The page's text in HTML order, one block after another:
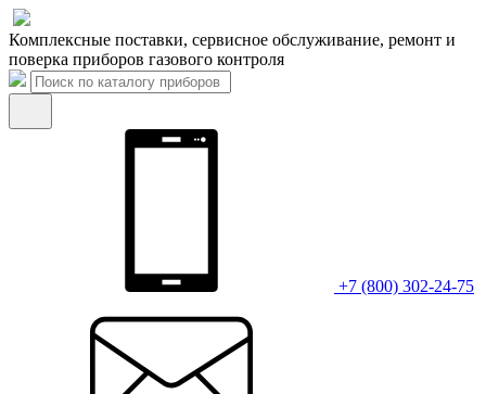
Комплексные поставки, сервисное обслуживание, ремонт и
поверка приборов газового контроля
+7 (800) 302-24-75